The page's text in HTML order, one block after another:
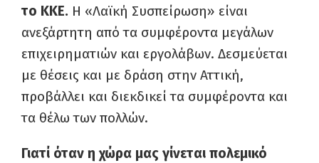
το ΚΚΕ. Η «Λαϊκή Συσπείρωση» είναι
ανεξάρτητη από τα συμφέροντα μεγάλων
επιχειρηματιών και εργολάβων. Δεσμεύεται
με θέσεις και με δράση στην Αττική,
προβάλλει και διεκδικεί τα συμφέροντα και
τα θέλω των πολλών.
Γιατί όταν η χώρα μας γίνεται πολεμικό